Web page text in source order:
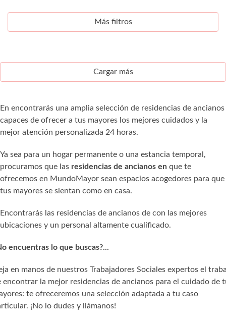
Más filtros
Cargar más
En encontrarás una amplia selección de residencias de ancianos
capaces de ofrecer a tus mayores los mejores cuidados y la
mejor atención personalizada 24 horas.
Ya sea para un hogar permanente o una estancia temporal,
procuramos que las residencias de ancianos en que te
ofrecemos en MundoMayor sean espacios acogedores para que
tus mayores se sientan como en casa.
Encontrarás las residencias de ancianos de con las mejores
ubicaciones y un personal altamente cualificado.
encuentras lo que buscas?...
en manos de nuestros Trabajadores Sociales expertos el
encontrar la mejor residencias de ancianos para el cuidado de
te ofreceremos una selección adaptada a tu caso
¡No lo dudes y llámanos!